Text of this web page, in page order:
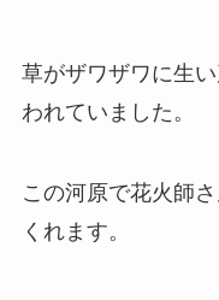
草がザワザワに生
われていました。
この河原で花火師
くれます。